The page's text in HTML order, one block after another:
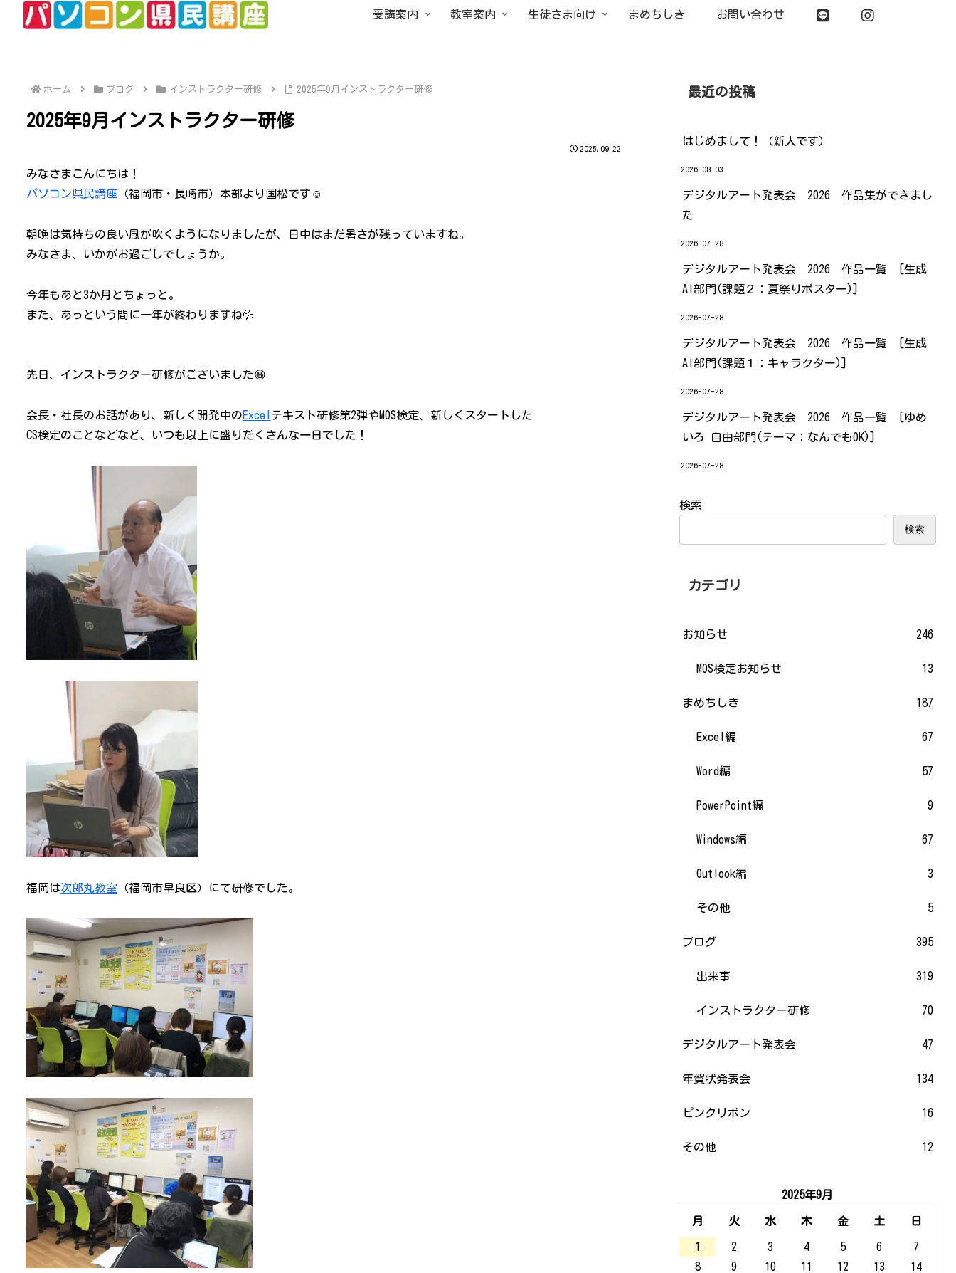
受講案内 教室案内 生徒さま向け まめちしき お問い合わせ
ホーム ブログ インストラクター研修 2025年9月インストラクター研修
2025年9月インストラクター研修
2025.09.22
みなさまこんにちは！
パソコン県民講座（福岡市・長崎市）本部より国松です☺
朝晩は気持ちの良い風が吹くようになりましたが、日中はまだ暑さが残っていますね。
みなさま、いかがお過ごしでしょうか。
今年もあと3か月とちょっと。
また、あっという間に一年が終わりますね💦
先日、インストラクター研修がございました😀
会長・社長のお話があり、新しく開発中のExcel テキスト研修第2弾やMOS検定、新しくスタートした
CS検定のことなどなど、いつも以上に盛りだくさんな一日でした！
福岡は次郎丸教室 （福岡市早良区）にて研修でした。
最近の投稿
はじめまして！（新人です）
2026-08-03
デジタルアート発表会 2026 作品集ができまし
た
2026-07-28
デジタルアート発表会 2026 作品一覧 [生成
AI部門(課題２：夏祭りポスター)]
2026-07-28
デジタルアート発表会 2026 作品一覧 [生成
AI部門(課題１：キャラクター)]
2026-07-28
デジタルアート発表会 2026 作品一覧 [ゆめ
いろ 自由部門(テーマ：なんでもOK)]
2026-07-28
検索
検索
カテゴリ
お知らせ 246
MOS検定お知らせ 13
まめちしき 187
Excel編 67
Word編 57
PowerPoint編 9
Windows編 67
Outlook編 3
その他 5
ブログ 395
出来事 319
インストラクター研修 70
デジタルアート発表会 47
年賀状発表会 134
ピンクリボン 16
その他 12
2025年9月
月 火 水 木 金 土 日
1 2 3 4 5 6
7
8
9 10 11 12 13
14